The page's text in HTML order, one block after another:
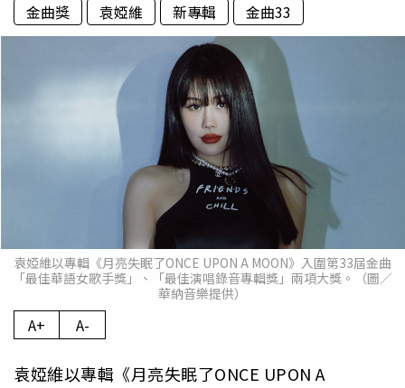
金曲獎 袁婭維 新專輯 金曲33
袁婭維以專輯《月亮失眠了ONCE UPON A MOON》入圍第33屆金曲
「最佳華語女歌手獎」、「最佳演唱錄音專輯獎」兩項大獎。（圖／
華納音樂提供）
A+ A-
袁婭維以專輯《月亮失眠了ONCE UPON A